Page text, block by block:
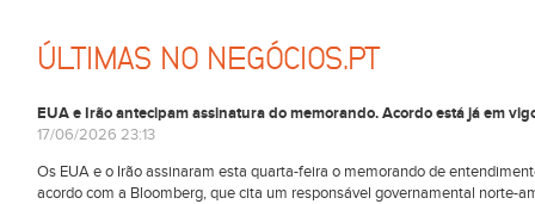
ÚLTIMAS NO NEGÓCIOS.PT
EUA e Irão antecipam assinatura do memorando. Acordo está já em
17/06/2026 23:13
Os EUA e o Irão assinaram esta quarta-feira o memorando de
acordo com a Bloomberg, que cita um responsável governamental norte-